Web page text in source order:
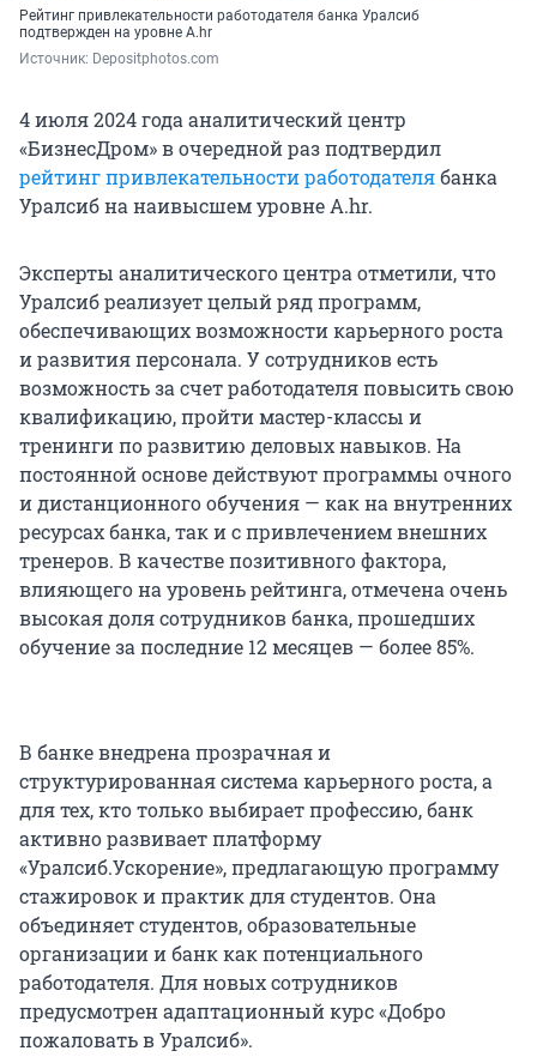
Рейтинг привлекательности работодателя банка Уралсиб
подтвержден на уровне А.hr
Источник: Depositphotos.com
4 июля 2024 года аналитический центр
«БизнесДром» в очередной раз подтвердил
рейтинг привлекательности работодателябанка
Уралсиб на наивысшем уровне А.hr.
Эксперты аналитического центра отметили, что
Уралсиб реализует целый ряд программ,
обеспечивающих возможности карьерного роста
и развития персонала. У сотрудников есть
возможность за счет работодателя повысить свою
квалификацию, пройти мастер-классы и
тренинги по развитию деловых навыков. На
постоянной основе действуют программы очного
и дистанционного обучения — как на внутренних
ресурсах банка, так и с привлечением внешних
тренеров. В качестве позитивного фактора,
влияющего на уровень рейтинга, отмечена очень
высокая доля сотрудников банка, прошедших
обучение за последние 12 месяцев — более 85%.
В банке внедрена прозрачная и
структурированная система карьерного роста, а
для тех, кто только выбирает профессию, банк
активно развивает платформу
«Уралсиб.Ускорение», предлагающую программу
стажировок и практик для студентов. Она
объединяет студентов, образовательные
организации и банк как потенциального
работодателя. Для новых сотрудников
предусмотрен адаптационный курс «Добро
пожаловать в Уралсиб».